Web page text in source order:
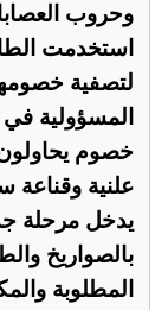
وحروب
استخدمت
لتصفية
المسؤولية
خصوم يحاولون
علنية وقناعة
يدخل مرحلة
بالصواريخ
المطلوبة